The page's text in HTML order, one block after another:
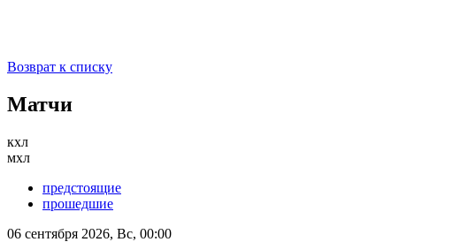
Возврат к списку
Матчи
кхл
мхл
предстоящие
прошедшие
06 сентября 2026, Вс, 00:00